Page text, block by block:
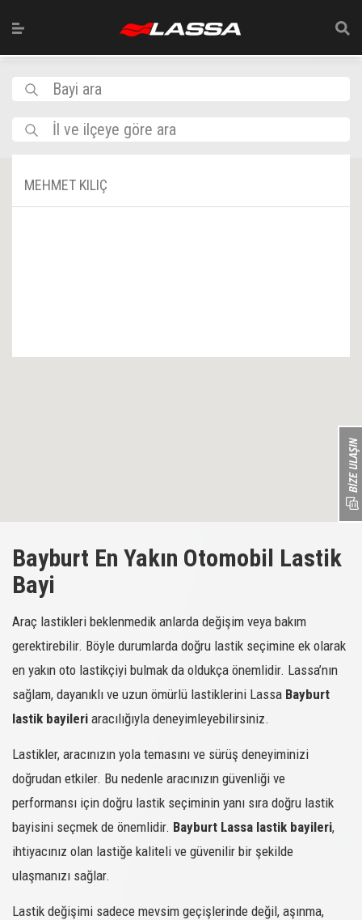
Bayi ara
İl ve ilçeye göre ara
MEHMET KILIÇ
Bayburt En Yakın Otomobil Lastik
Bayi
Araç lastikleri beklenmedik anlarda değişim veya bakım
gerektirebilir. Böyle durumlarda doğru lastik seçimine ek olarak
en yakın oto lastikçiyi bulmak da oldukça önemlidir. Lassa’nın
sağlam, dayanıklı ve uzun ömürlü lastiklerini Lassa Bayburt
lastik bayileri aracılığıyla deneyimleyebilirsiniz.
Lastikler, aracınızın yola temasını ve sürüş deneyiminizi
doğrudan etkiler. Bu nedenle aracınızın güvenliği ve
performansı için doğru lastik seçiminin yanı sıra doğru lastik
bayisini seçmek de önemlidir. Bayburt Lassa lastik bayileri,
ihtiyacınız olan lastiğe kaliteli ve güvenilir bir şekilde
ulaşmanızı sağlar.
Lastik değişimi sadece mevsim geçişlerinde değil, aşınma,